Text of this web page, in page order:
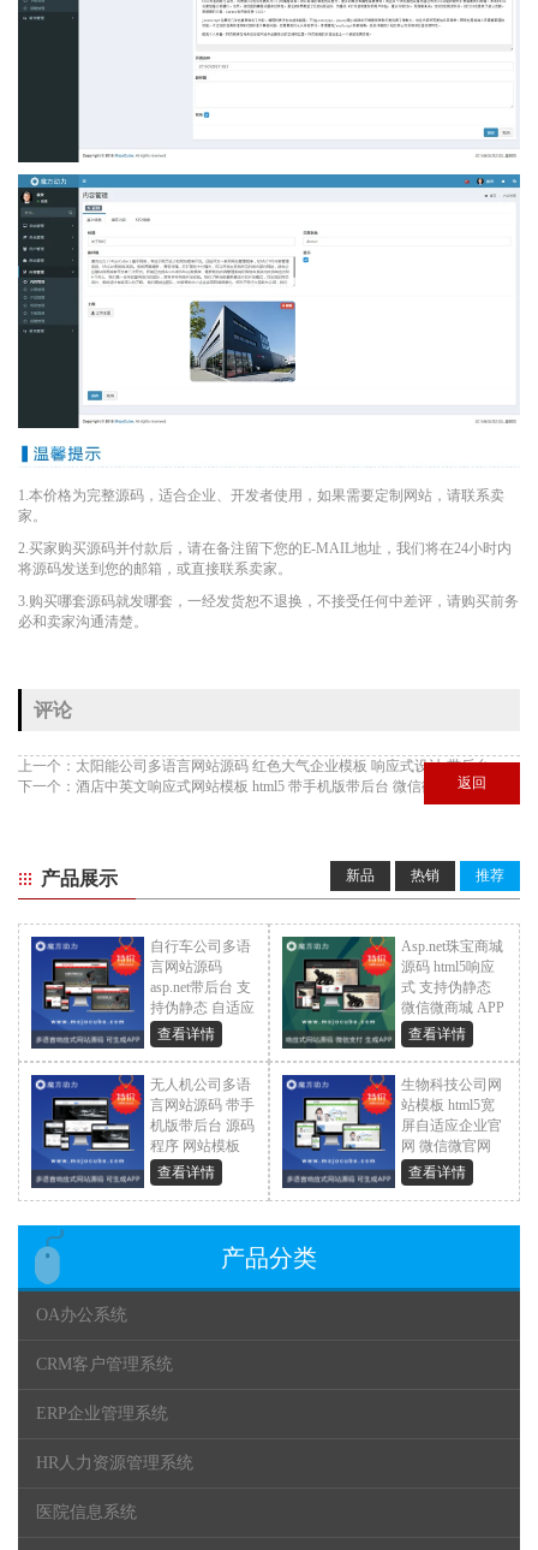
1.本价格为完整源码，适合企业、开发者使用，如果需要定制网站，请联系卖
家。
2.买家购买源码并付款后，请在备注留下您的E-MAIL地址，我们将在24小时内
将源码发送到您的邮箱，或直接联系卖家。
3.购买哪套源码就发哪套，一经发货恕不退换，不接受任何中差评，请购买前务
必和卖家沟通清楚。
评论
上一个： 太阳能公司多语言网站源码 红色大气企业模板 响应式设计 带后台
下一个： 酒店中英文响应式网站模板 html5 带手机版带后台 微信微官网 APP
返回
产品展示 推荐
热销
新品
自行车公司多语
言网站源码
asp.net带后台 支
持伪静态 自适应
网站
¥ 299.0
查看详情
Asp.net珠宝商城
源码 html5响应
式 支持伪静态
微信微商城 APP
¥ 399.0
查看详情
无人机公司多语
言网站源码 带手
机版带后台 源码
程序 网站模板
¥ 299.0
查看详情
生物科技公司网
站模板 html5宽
屏自适应企业官
网 微信微官网
¥ 299.0
查看详情
产品分类
OA办公系统
CRM客户管理系统
ERP企业管理系统
HR人力资源管理系统
医院信息系统